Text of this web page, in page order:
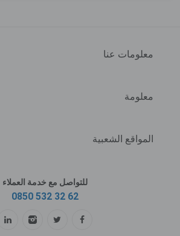
معلومات عنا
معلومة
المواقع الشعبية
للتواصل مع خدمة العملاء
0850 532 32 62